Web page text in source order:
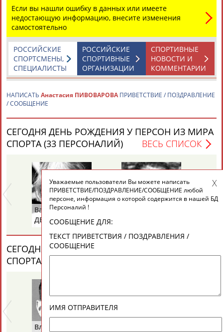
Рамазан
АБДУЛАЕВ
Тагир
АБДУЛАЕВ
Камиль
Загалав
АБДУЛБЕКОВ
Камалудин
АБДУЛДАУДОВ
Абдула
АБДУЛЖАЛИЛОВ
Магомед
АБДУЛКАГИРОВ
Назир
АБДУЛЛАЕВ
24 персон из 13181
ТАБЛО АКТИВНОСТИ
ЦЕЛИ ПРОЕКТА КОНТАКТЫ
© Стадион, 1998-2026
Адресов в новостной рассылке: 997
Подпишись
Если вы нашли ошибку в данных или имеете
недостающую информацию, внесите изменения
самостоятельно
СПОРТИВНЫЕ
НОВОСТИ И
КОММЕНТАРИИ
РОССИЙСКИЕ
СПОРТИВНЫЕ
ОРГАНИЗАЦИИ
РОССИЙСКИЕ
СПОРТСМЕНЫ,
СПЕЦИАЛИСТЫ
НАПИСАТЬ Анастасия ПИВОВАРОВА ПРИВЕТСТВИЕ / ПОЗДРАВЛЕНИЕ
/ СООБЩЕНИЕ
СЕГОДНЯ ДЕНЬ РОЖДЕНИЯ У ПЕРСОН ИЗ МИРА
СПОРТА (33 ПЕРСОНАЛИЙ)
ВЕСЬ СПИСОК
Валентина
ДЕДОВА
СЕГОДНЯ ДЕНЬ ПАМЯТИ У ПЕРСОН ИЗ МИРА
СПОРТА (7 ПЕРСОНАЛИЙ)
Владимир
Уважаемые пользователи Вы можете написать
ПРИВЕТСТВИЕ/ПОЗДРАВЛЕНИЕ/СООБЩЕНИЕ любой
персоне, информация о которой содержится в нашей БД
Персоналий !
СООБЩЕНИЕ ДЛЯ:
ТЕКСТ ПРИВЕТСТВИЯ / ПОЗДРАВЛЕНИЯ /
СООБЩЕНИЕ
ИМЯ ОТПРАВИТЕЛЯ